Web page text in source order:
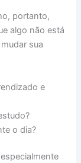
portanto,
algo não está
sua
e
o dia?